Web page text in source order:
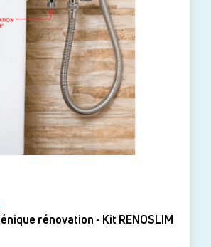
Ensemble hygiénique rénovation - Kit RENOSLIM